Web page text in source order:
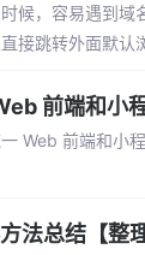
候，容易遇到
接跳转外面默认
前端和小
Web 前端和
法总结【整